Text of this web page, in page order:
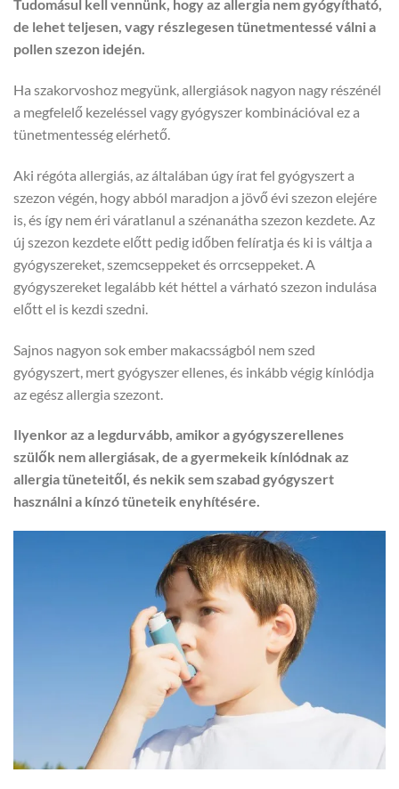
Tudomásul kell vennünk, hogy az allergia nem gyógyítható,
de lehet teljesen, vagy részlegesen tünetmentessé válni a
pollen szezon idején.
Ha szakorvoshoz megyünk, allergiások nagyon nagy részénél
a megfelelő kezeléssel vagy gyógyszer kombinációval ez a
tünetmentesség elérhető.
Aki régóta allergiás, az általában úgy írat fel gyógyszert a
szezon végén, hogy abból maradjon a jövő évi szezon elejére
is, és így nem éri váratlanul a szénanátha szezon kezdete. Az
új szezon kezdete előtt pedig időben felíratja és ki is váltja a
gyógyszereket, szemcseppeket és orrcseppeket. A
gyógyszereket legalább két héttel a várható szezon indulása
előtt el is kezdi szedni.
Sajnos nagyon sok ember makacsságból nem szed
gyógyszert, mert gyógyszer ellenes, és inkább végig kínlódja
az egész allergia szezont.
Ilyenkor az a legdurvább, amikor a gyógyszerellenes
szülők nem allergiásak, de a gyermekeik kínlódnak az
allergia tüneteitől, és nekik sem szabad gyógyszert
használni a kínzó tüneteik enyhítésére.